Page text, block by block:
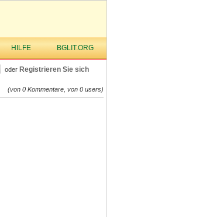
HILFE BGLIT.ORG
oder Registrieren Sie sich
(von 0 Kommentare, von 0 users)